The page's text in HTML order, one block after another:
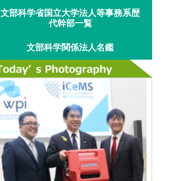
文部科学省国立大学法人等事務系歴
代幹部一覧
文部科学関係法人名鑑